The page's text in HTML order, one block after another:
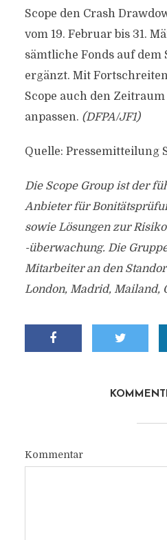
Scope den Crash
vom 19. Februar bis 31.
sämtliche Fonds auf dem
ergänzt. Mit
Scope auch den
anpassen. (DFPA/JF1)
Quelle: Pressemitteilung
Die Scope Group ist der
Anbieter für
sowie Lösungen zur
-überwachung. Die
Mitarbeiter an den
London, Madrid, Mailand,
Kommentar